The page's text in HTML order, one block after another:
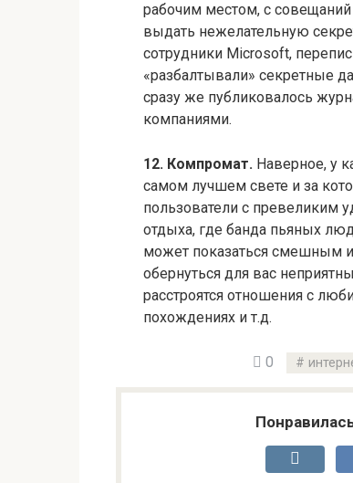
рабочим местом, с
выдать нежелательную
сотрудники Microsoft,
«разбалтывали» секретные
сразу же публиковалось
компаниями.
12. Компромат. Наверное, у
самом лучшем свете и за
пользователи с превеликим
отдыха, где банда пьяных
может показаться смешным
обернуться для вас
расстроятся отношения с
похождениях и т.д.
0